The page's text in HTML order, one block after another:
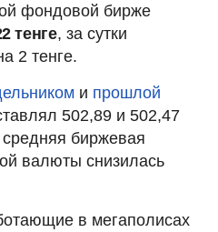
фондовой бирже
тенге, за сутки
2 тенге.
и прошлой
502,89 и 502,47
средняя биржевая
валюты снизилась
в мегаполисах